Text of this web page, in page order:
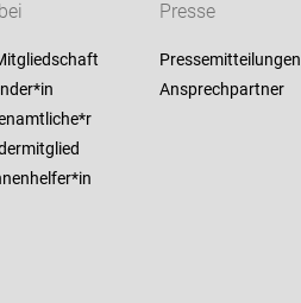
Presse
Pressemitteilungen
Ansprechpartner